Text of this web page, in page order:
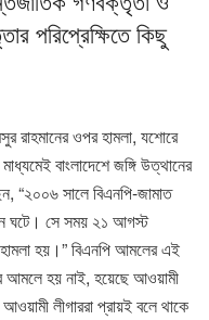
পরিপ্রেক্ষিতে কিছু
রাহমানের ওপর হামলা, যশোরে
বাংলাদেশে জঙ্গি উত্থানের
“২০০৬ সালে বিএনপি-জামাত
ঘটে। সে সময় ২১ আগস্ট
হয়।” বিএনপি আমলের এই
আমলে হয় নাই, হয়েছে আওয়ামী
লীগাররা প্রায়ই বলে থাকে